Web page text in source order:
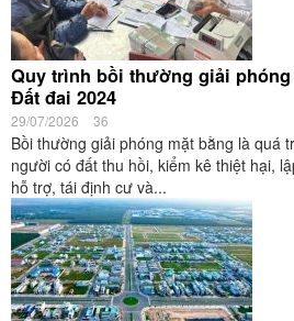
Quy trình bồi thường giải
Đất đai 2024
29/07/2026 36
Bồi thường giải phóng mặt bằng là quá
người có đất thu hồi, kiểm kê thiệt hại,
hỗ trợ, tái định cư và...